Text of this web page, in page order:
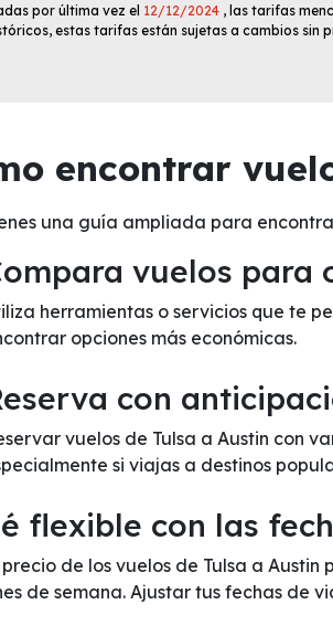
por última vez el 12/12/2024 , las tarifas
estas tarifas están sujetas a cambios sin
encontrar
una guía ampliada para
vuelos para
herramientas o servicios que te
opciones más económicas.
con
vuelos de Tulsa a Austin con
si viajas a destinos
flexible con las
precio de los vuelos de Tulsa a
de semana. Ajustar tus fechas de